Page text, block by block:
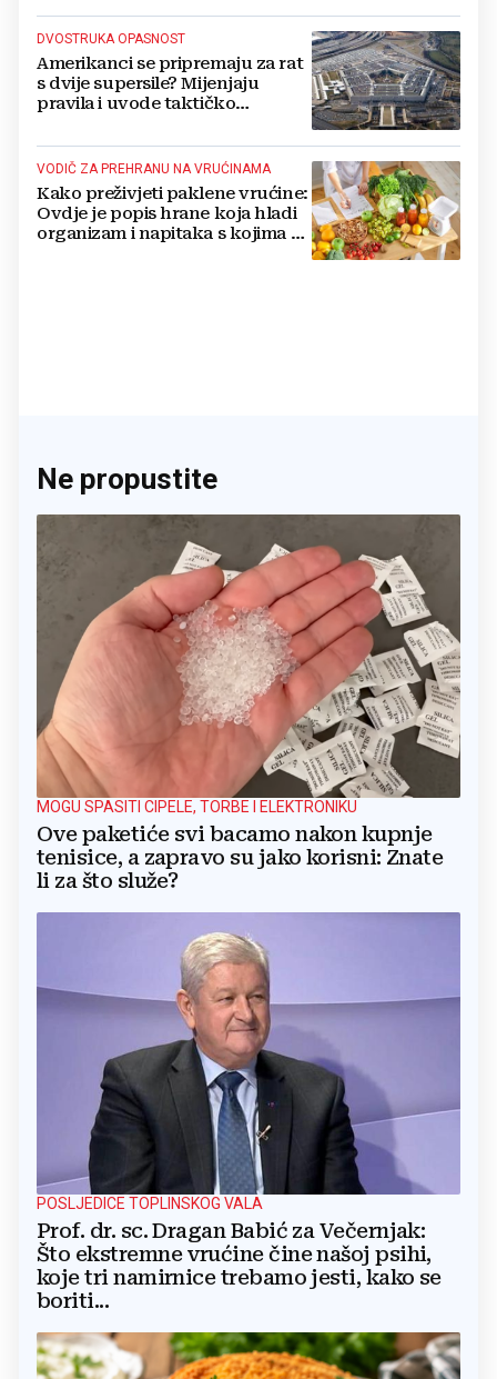
DVOSTRUKA OPASNOST
Amerikanci se pripremaju za rat
s dvije supersile? Mijenjaju
pravila i uvode taktičko
VODIČ ZA PREHRANU NA VRUĆINAMA
Kako preživjeti paklene vrućine:
Ovdje je popis hrane koja hladi
organizam i napitaka s kojima si
Ne propustite
MOGU SPASITI CIPELE, TORBE I ELEKTRONIKU
Ove paketiće svi bacamo nakon kupnje
tenisice, a zapravo su jako korisni: Znate
li za što služe?
POSLJEDICE TOPLINSKOG VALA
Prof. dr. sc. Dragan Babić za Večernjak:
Što ekstremne vrućine čine našoj psihi,
koje tri namirnice trebamo jesti, kako se
boriti...